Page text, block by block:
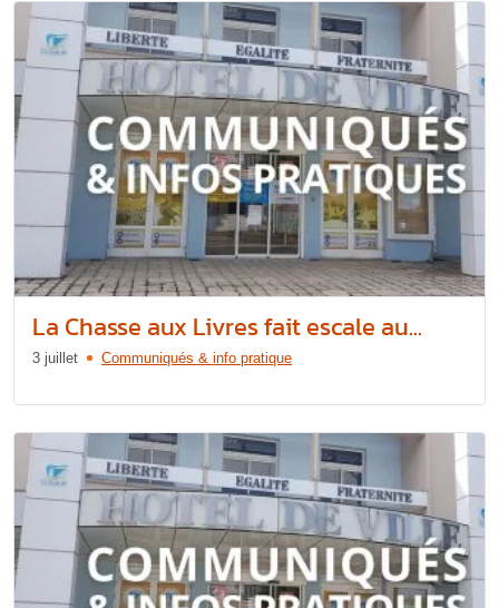
La Chasse aux Livres fait escale au...
3 juillet Communiqués & info pratique